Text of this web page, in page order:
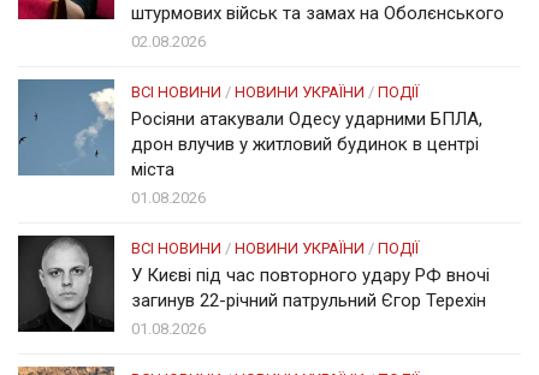
штурмових військ та замах на Оболєнського
02.08.2026
ВСІ НОВИНИ / НОВИНИ УКРАЇНИ / ПОДІЇ
Росіяни атакували Одесу ударними БПЛА,
дрон влучив у житловий будинок в центрі
міста
01.08.2026
ВСІ НОВИНИ / НОВИНИ УКРАЇНИ / ПОДІЇ
У Києві під час повторного удару РФ вночі
загинув 22-річний патрульний Єгор Терехін
01.08.2026